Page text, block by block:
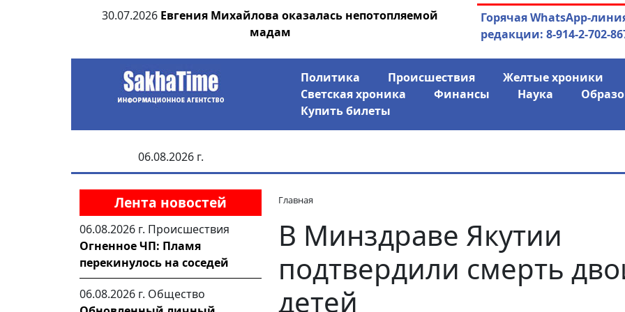
30.07.2026 Евгения Михайлова оказалась непотопляемой
мадам
30.07.2026 Экс-спикер
совладельцем
Горячая WhatsApp-
редакции: 8-914-2-702-
Политика Происшествия Желтые хроники
Светская хроника
Финансы Наука
Купить билеты
06.08.2026 г.
Лента новостей
06.08.2026 г. Происшествия
Огненное ЧП: Пламя
перекинулось на соседей
06.08.2026 г. Общество
Главная
В Минздраве Якутии
подтвердили смерть
детей